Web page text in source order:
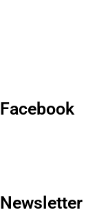
Facebook
Newsletter